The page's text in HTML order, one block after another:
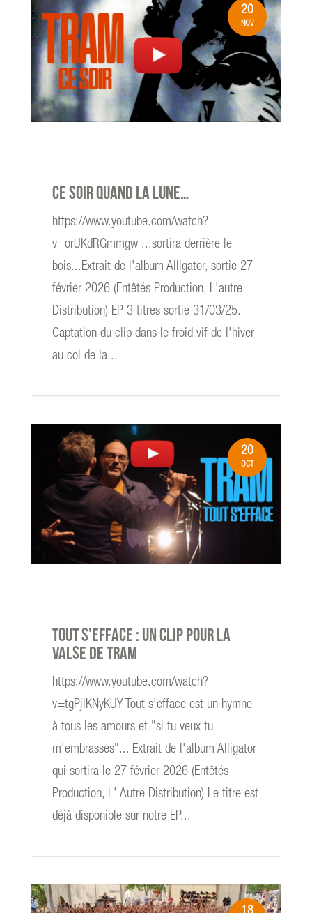
Ce soir quand la Lune…
https://www.youtube.com/watch?
v=orUKdRGmmgw ...sortira derrière le
bois...Extrait de l'album Alligator, sortie 27
février 2026 (Entêtés Production, L'autre
Distribution) EP 3 titres sortie 31/03/25.
Captation du clip dans le froid vif de l'hiver
au col de la...
20
NOV
Tout s’efface : un clip pour la
valse de TRAM
https://www.youtube.com/watch?
v=tgPjIKNyKUY Tout s'efface est un hymne
à tous les amours et "si tu veux tu
m'embrasses"... Extrait de l'album Alligator
qui sortira le 27 février 2026 (Entêtés
Production, L' Autre Distribution) Le titre est
déjà disponible sur notre EP...
20
OCT